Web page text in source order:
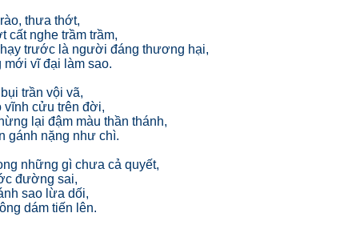
thưa thớt,
cất nghe trầm trầm,
trước là người đáng thương hại,
vĩ đại làm sao.
trần vội vã,
vĩnh cửu trên đời,
lại đậm màu thần thánh,
gánh nặng như chì.
những gì chưa cả quyết,
đường sai,
sao lừa dối,
dám tiến lên.